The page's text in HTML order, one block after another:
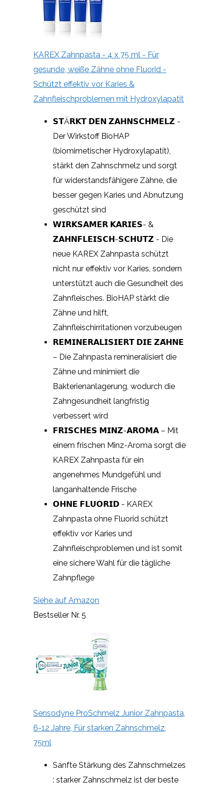
KAREX Zahnpasta - 4 x 75 ml - Für
gesunde, weiße Zähne ohne Fluorid -
Schützt effektiv vor Karies &
Zahnfleischproblemen mit Hydroxylapatit
𝗦𝗧Ä𝗥𝗞𝗧 𝗗𝗘𝗡 𝗭𝗔𝗛𝗡𝗦𝗖𝗛𝗠𝗘𝗟𝗭 -
Der Wirkstoff BioHAP
(biomimetischer Hydroxylapatit),
stärkt den Zahnschmelz und sorgt
für widerstandsfähigere Zähne, die
besser gegen Karies und Abnutzung
geschützt sind
𝗪𝗜𝗥𝗞𝗦𝗔𝗠𝗘𝗥 𝗞𝗔𝗥𝗜𝗘𝗦- &
𝗭𝗔𝗛𝗡𝗙𝗟𝗘𝗜𝗦𝗖𝗛-𝗦𝗖𝗛𝗨𝗧𝗭 - Die
neue KAREX Zahnpasta schützt
nicht nur effektiv vor Karies, sondern
unterstützt auch die Gesundheit des
Zahnfleisches. BioHAP stärkt die
Zähne und hilft,
Zahnfleischirritationen vorzubeugen
𝗥𝗘𝗠𝗜𝗡𝗘𝗥𝗔𝗟𝗜𝗦𝗜𝗘𝗥𝗧 𝗗𝗜𝗘 𝗭𝗔̈𝗛𝗡𝗘
– Die Zahnpasta remineralisiert die
Zähne und minimiert die
Bakterienanlagerung, wodurch die
Zahngesundheit langfristig
verbessert wird
𝗙𝗥𝗜𝗦𝗖𝗛𝗘𝗦 𝗠𝗜𝗡𝗭-𝗔𝗥𝗢𝗠𝗔 – Mit
einem frischen Minz-Aroma sorgt die
KAREX Zahnpasta für ein
angenehmes Mundgefühl und
langanhaltende Frische
𝗢𝗛𝗡𝗘 𝗙𝗟𝗨𝗢𝗥𝗜𝗗 - KAREX
Zahnpasta ohne Fluorid schützt
effektiv vor Karies und
Zahnfleischproblemen und ist somit
eine sichere Wahl für die tägliche
Zahnpflege
Siehe auf Amazon
Bestseller Nr. 5
Sensodyne ProSchmelz Junior Zahnpasta,
6-12 Jahre, Für starken Zahnschmelz,
75ml
Sanfte Stärkung des Zahnschmelzes
: starker Zahnschmelz ist der beste